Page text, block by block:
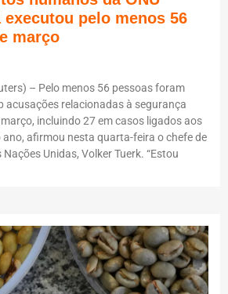
pelo menos 56
março
– Pelo menos 56 pessoas foram
acusações relacionadas à segurança
incluindo 27 em casos ligados aos
afirmou nesta quarta-feira o chefe de
Unidas, Volker Tuerk. “Estou